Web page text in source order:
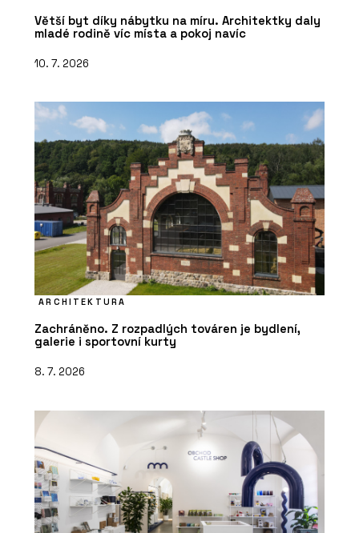
Větší byt díky nábytku na míru. Architektky daly
mladé rodině víc místa a pokoj navíc
10. 7. 2026
ARCHITEKTURA
Zachráněno. Z rozpadlých továren je bydlení,
galerie i sportovní kurty
8. 7. 2026